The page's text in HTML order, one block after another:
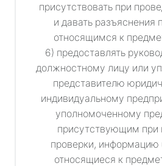
присутствовать при
и давать разъяснения
относящимся к
6) предоставлять
должностному лицу или
представителю
индивидуальному
уполномоченному
присутствующим при
проверки, информацию
относящиеся к